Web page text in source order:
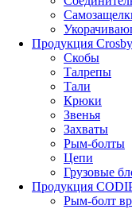
Продукция Crosby
Скобы
Талрепы
Тали
Крюки
Звенья
Захваты
Рым-болты
Цепи
Грузовые
Продукция
Рым-болт